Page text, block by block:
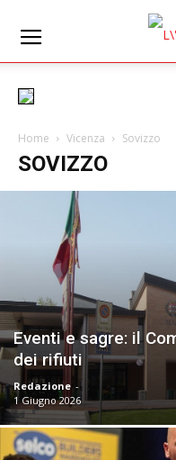
Home Vicenza Sovizzo
SOVIZZO
Eventi e sagre: il
dei rifiuti
Redazione -
1 Giugno 2026